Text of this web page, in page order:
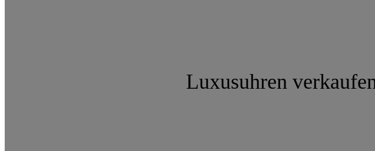
Luxusuhren